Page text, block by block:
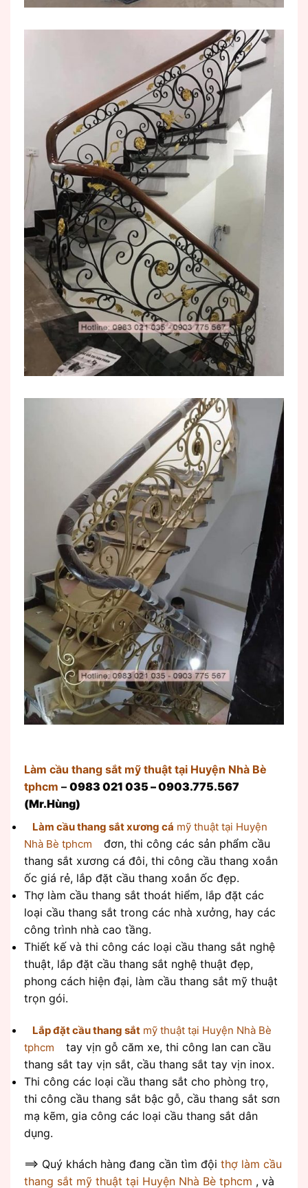
Làm cầu thang sắt mỹ thuật tại Huyện Nhà Bè
tphcm – 0983 021 035 – 0903.775.567
(Mr.Hùng)
Làm cầu thang sắt xương cá mỹ thuật tại Huyện
Nhà Bè tphcm
đơn, thi công các sản phẩm cầu
thang sắt xương cá đôi, thi công cầu thang xoắn
ốc giá rẻ, lắp đặt cầu thang xoắn ốc đẹp.
Thợ làm cầu thang sắt thoát hiểm, lắp đặt các
loại cầu thang sắt trong các nhà xưởng, hay các
công trình nhà cao tầng.
Thiết kế và thi công các loại cầu thang sắt nghệ
thuật, lắp đặt cầu thang sắt nghệ thuật đẹp,
phong cách hiện đại, làm cầu thang sắt mỹ thuật
trọn gói.
Lắp đặt cầu thang sắt mỹ thuật tại Huyện Nhà Bè
tphcm
tay vịn gỗ căm xe, thi công lan can cầu
thang sắt tay vịn sắt, cầu thang sắt tay vịn inox.
Thi công các loại cầu thang sắt cho phòng trọ,
thi công cầu thang sắt bậc gỗ, cầu thang sắt sơn
mạ kẽm, gia công các loại cầu thang sắt dân
dụng.
==> Quý khách hàng đang cần tìm đội thợ làm cầu
thang sắt mỹ thuật tại Huyện Nhà Bè tphcm , và